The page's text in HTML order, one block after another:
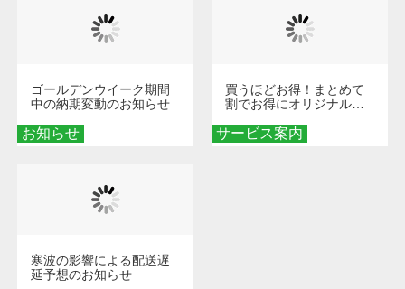
お知らせ
ゴールデンウイーク期間
中の納期変動のお知らせ
サービス案内
買うほどお得！まとめて
割でお得にオリジナルグ
寒波の影響による配送遅
延予想のお知らせ